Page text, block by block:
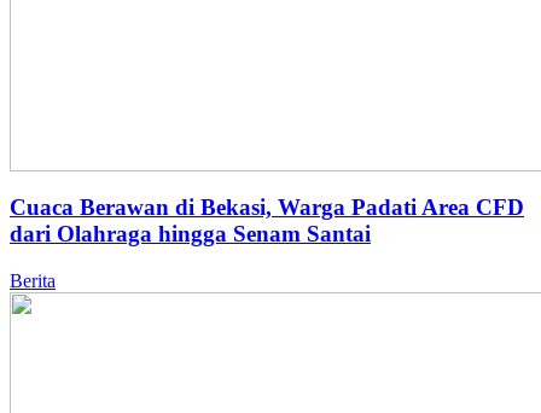
Cuaca Berawan di Bekasi, Warga Padati Area CFD
dari Olahraga hingga Senam Santai
Berita